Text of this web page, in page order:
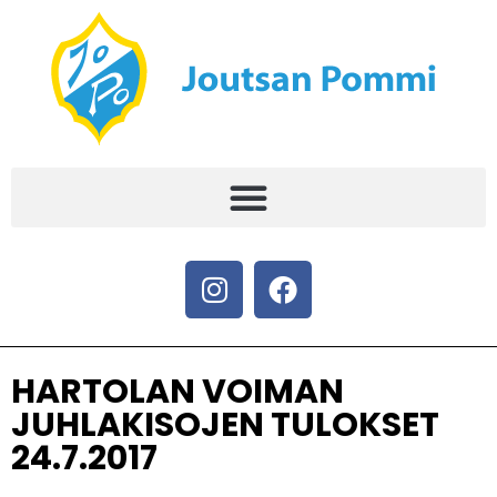
HARTOLAN VOIMAN
JUHLAKISOJEN TULOKSET
24.7.2017